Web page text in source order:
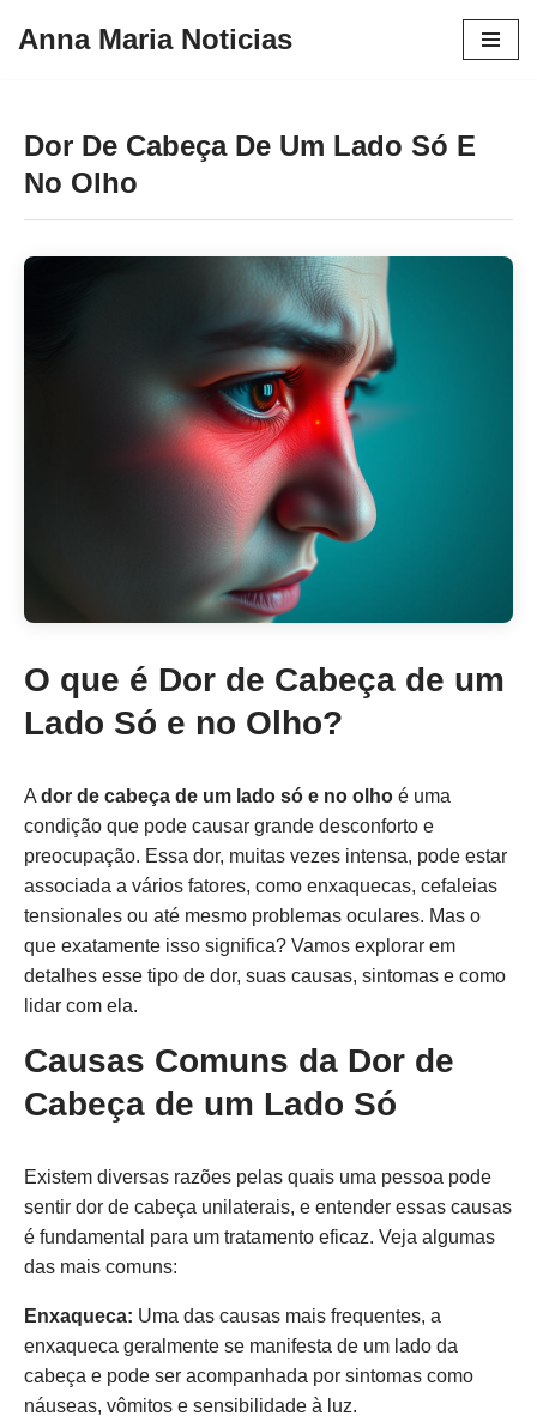
conteúdo
Anna Maria Noticias
Dor De Cabeça De Um Lado Só E
No Olho
O que é Dor de Cabeça de um
Lado Só e no Olho?
A dor de cabeça de um lado só e no olho é uma
condição que pode causar grande desconforto e
preocupação. Essa dor, muitas vezes intensa, pode estar
associada a vários fatores, como enxaquecas, cefaleias
tensionales ou até mesmo problemas oculares. Mas o
que exatamente isso significa? Vamos explorar em
detalhes esse tipo de dor, suas causas, sintomas e como
lidar com ela.
Causas Comuns da Dor de
Cabeça de um Lado Só
Existem diversas razões pelas quais uma pessoa pode
sentir dor de cabeça unilaterais, e entender essas causas
é fundamental para um tratamento eficaz. Veja algumas
das mais comuns:
Enxaqueca: Uma das causas mais frequentes, a
enxaqueca geralmente se manifesta de um lado da
cabeça e pode ser acompanhada por sintomas como
náuseas, vômitos e sensibilidade à luz.